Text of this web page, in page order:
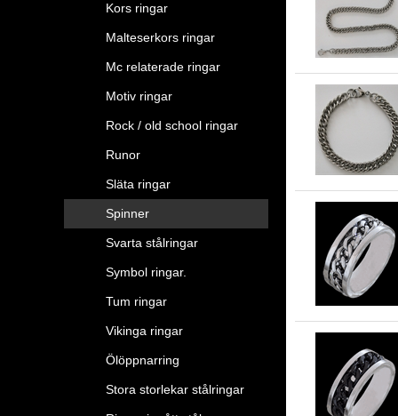
Kors ringar
Malteserkors ringar
Mc relaterade ringar
Motiv ringar
Rock / old school ringar
Runor
Släta ringar
Spinner
Svarta stålringar
Symbol ringar.
Tum ringar
Vikinga ringar
Ölöppnarring
Stora storlekar stålringar